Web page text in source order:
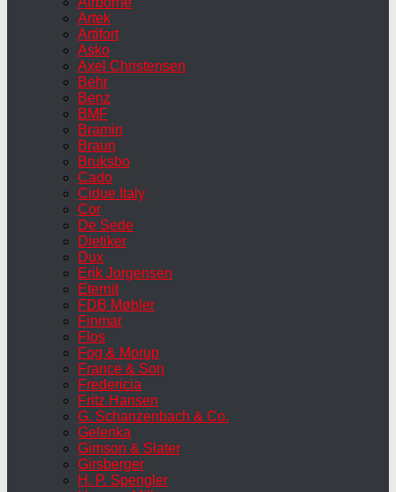
Artek
Artifort
Asko
Axel Christensen
Behr
Benz
BMF
Bramin
Braun
Bruksbo
Cado
Cidue Italy
Cor
De Sede
Dietiker
Dux
Erik Jorgensen
Eternit
FDB Møbler
Finmar
Flos
Fog & Morup
France & Son
Fredericia
Fritz Hansen
G. Schanzenbach & Co.
Gelenka
Gimson & Slater
Girsberger
H. P. Spengler